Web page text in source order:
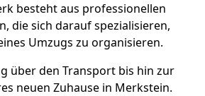
besteht aus professionellen
die sich darauf spezialisieren,
Umzugs zu organisieren.
über den Transport bis hin zur
neuen Zuhause in Merkstein.